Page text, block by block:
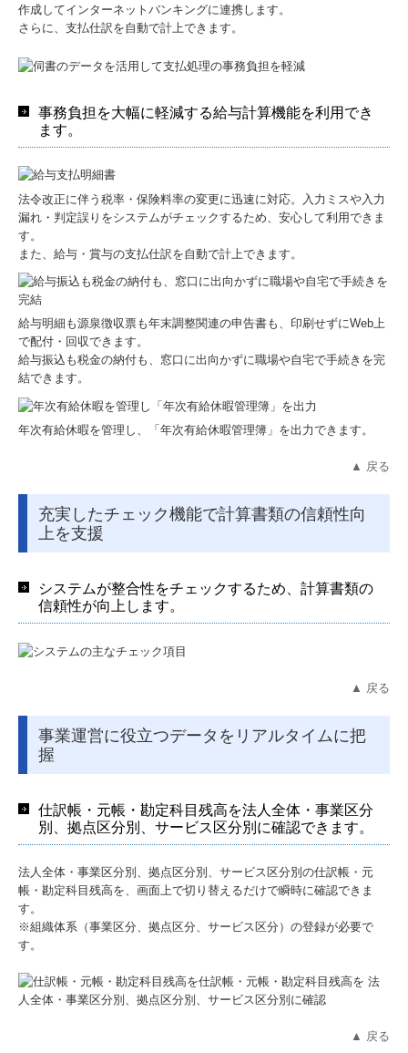
作成してインターネットバンキングに連携します。
さらに、支払仕訳を自動で計上できます。
事務負担を大幅に軽減する給与計算機能を利用でき
ます。
法令改正に伴う税率・保険料率の変更に迅速に対応。入力ミスや入力
漏れ・判定誤りをシステムがチェックするため、安心して利用できま
す。
また、給与・賞与の支払仕訳を自動で計上できます。
給与明細も源泉徴収票も年末調整関連の申告書も、印刷せずにWeb上
で配付・回収できます。
給与振込も税金の納付も、窓口に出向かずに職場や自宅で手続きを完
結できます。
年次有給休暇を管理し、「年次有給休暇管理簿」を出力できます。
▲ 戻る
充実したチェック機能で計算書類の信頼性向
上を支援
システムが整合性をチェックするため、計算書類の
信頼性が向上します。
▲ 戻る
事業運営に役立つデータをリアルタイムに把
握
仕訳帳・元帳・勘定科目残高を法人全体・事業区分
別、拠点区分別、サービス区分別に確認できます。
法人全体・事業区分別、拠点区分別、サービス区分別の仕訳帳・元
帳・勘定科目残高を、画面上で切り替えるだけで瞬時に確認できま
す。
※組織体系（事業区分、拠点区分、サービス区分）の登録が必要で
す。
▲ 戻る